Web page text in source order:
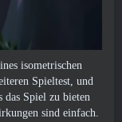
isometrischen
Spieltest, und
das Spiel zu bieten
sind einfach.